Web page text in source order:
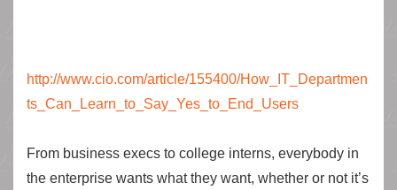
http://www.cio.com/article/155400/How_IT_Departmen
ts_Can_Learn_to_Say_Yes_to_End_Users
From business execs to college interns, everybody in
the enterprise wants what they want, whether or not it’s